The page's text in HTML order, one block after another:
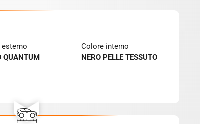
QUANTUM
Colore interno
NERO PELLE TESSUTO